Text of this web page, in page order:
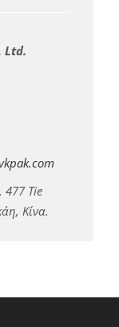
Ltd.
477 Tie
Κίνα.